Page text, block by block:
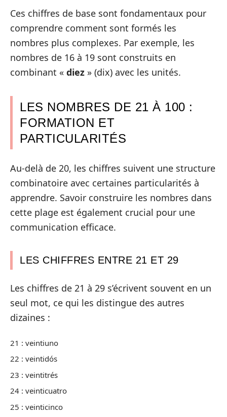
Ces chiffres de base sont fondamentaux pour
comprendre comment sont formés les
nombres plus complexes. Par exemple, les
nombres de 16 à 19 sont construits en
combinant « diez » (dix) avec les unités.
LES NOMBRES DE 21 À 100 :
FORMATION ET
PARTICULARITÉS
Au-delà de 20, les chiffres suivent une structure
combinatoire avec certaines particularités à
apprendre. Savoir construire les nombres dans
cette plage est également crucial pour une
communication efficace.
LES CHIFFRES ENTRE 21 ET 29
Les chiffres de 21 à 29 s’écrivent souvent en un
seul mot, ce qui les distingue des autres
dizaines :
21 : veintiuno
22 : veintidós
23 : veintitrés
24 : veinticuatro
25 : veinticinco